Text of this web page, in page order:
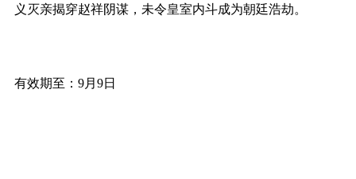
义灭亲揭穿赵祥阴谋，未令皇室内斗成为朝廷浩劫。
有效期至：9月9日